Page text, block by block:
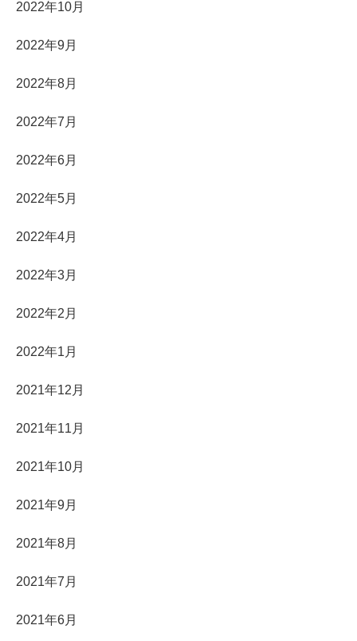
2022年10月
2022年9月
2022年8月
2022年7月
2022年6月
2022年5月
2022年4月
2022年3月
2022年2月
2022年1月
2021年12月
2021年11月
2021年10月
2021年9月
2021年8月
2021年7月
2021年6月